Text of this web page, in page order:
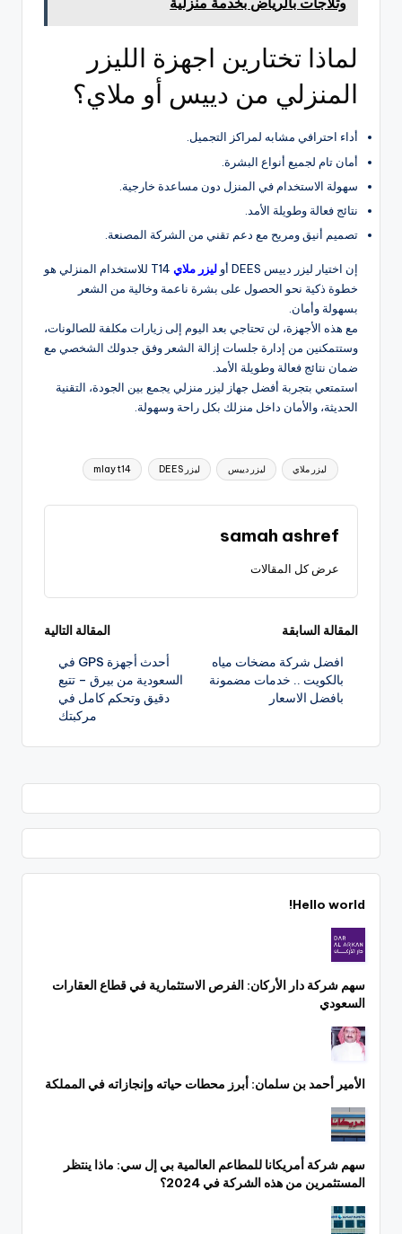
لماذا تختارين اجهزة الليزر
المنزلي من دييس أو ملاي؟
أداء احترافي مشابه لمراكز التجميل.
أمان تام لجميع أنواع البشرة.
سهولة الاستخدام في المنزل دون مساعدة خارجية.
نتائج فعالة وطويلة الأمد.
تصميم أنيق ومريح مع دعم تقني من الشركة المصنعة.
إن اختيار ليزر دييس DEES أو ليزر ملاي
T14 للاستخدام المنزلي هو
خطوة ذكية نحو الحصول على بشرة ناعمة وخالية من الشعر
بسهولة وأمان.
مع هذه الأجهزة، لن تحتاجي بعد اليوم إلى زيارات مكلفة للصالونات،
وستتمكنين من إدارة جلسات إزالة الشعر وفق جدولك الشخصي مع
ضمان نتائج فعالة وطويلة الأمد.
استمتعي بتجربة أفضل جهاز ليزر منزلي يجمع بين الجودة، التقنية
الحديثة، والأمان داخل منزلك بكل راحة وسهولة.
العلامات: mlay t14 ليزر DEES ليزر دييس ليزر ملاي
samah ashref
عرض كل المقالات
تصفّح
المقالات
المقالة السابقة
افضل شركة مضخات مياه
بالكويت .. خدمات مضمونة
بافضل الاسعار
المقالة التالية
أحدث أجهزة GPS في
السعودية من بيرق – تتبع
دقيق وتحكم كامل في
مركبتك
Hello world!
سهم شركة دار الأركان: الفرص الاستثمارية في قطاع العقارات
السعودي
الأمير أحمد بن سلمان: أبرز محطات حياته وإنجازاته في المملكة
سهم شركة أمريكانا للمطاعم العالمية بي إل سي: ماذا ينتظر
المستثمرين من هذه الشركة في 2024؟